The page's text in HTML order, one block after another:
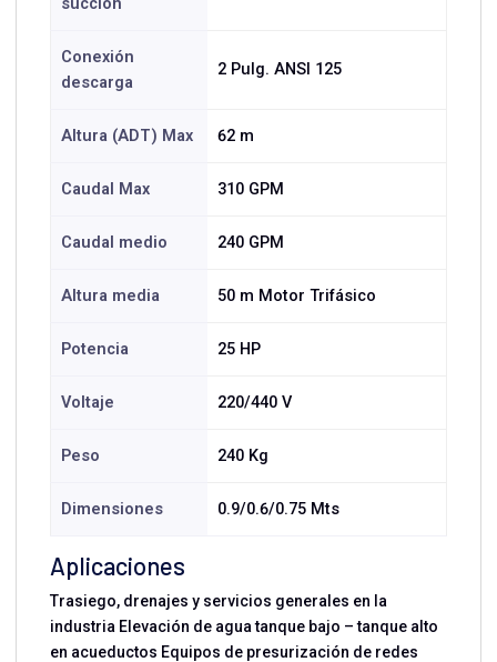
succión
Conexión
descarga
2 Pulg. ANSI 125
Altura (ADT) Max 62 m
Caudal Max 310 GPM
Caudal medio 240 GPM
Altura media 50 m Motor Trifásico
Potencia 25 HP
Voltaje 220/440 V
Peso 240 Kg
Dimensiones 0.9/0.6/0.75 Mts
Aplicaciones
Trasiego, drenajes y servicios generales en la
industria Elevación de agua tanque bajo – tanque alto
en acueductos Equipos de presurización de redes